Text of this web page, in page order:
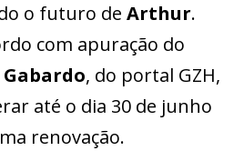
o futuro de Arthur.
com apuração do
, do portal GZH,
até o dia 30 de junho
renovação.